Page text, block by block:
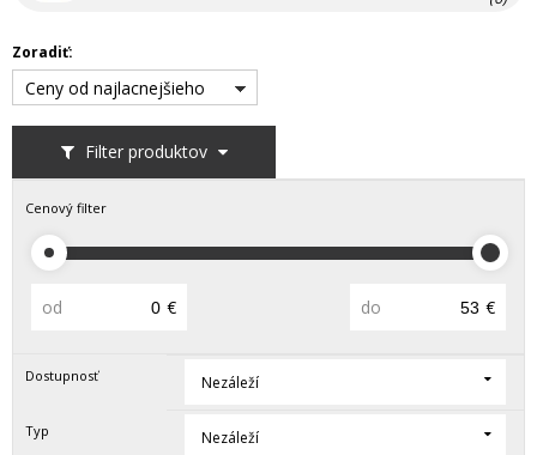
Filter produktov
Zoradiť:
Ceny od najlacnejšieho
Cenový filter
od € do €
Dostupnosť Nezáleží
Typ Nezáleží